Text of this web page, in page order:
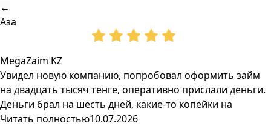
←
Аза
MegaZaim KZ
Увидел новую компанию, попробовал оформить займ
на двадцать тысяч тенге, оперативно прислали деньги.
Деньги брал на шесть дней, какие-то копейки на
Читать полностью10.07.2026